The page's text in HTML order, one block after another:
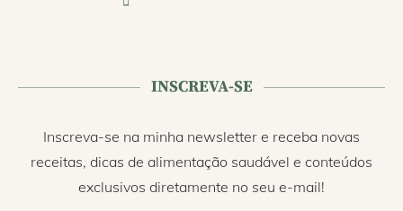
INSCREVA-SE
Inscreva-se na minha newsletter e receba novas
receitas, dicas de alimentação saudável e conteúdos
exclusivos diretamente no seu e-mail!